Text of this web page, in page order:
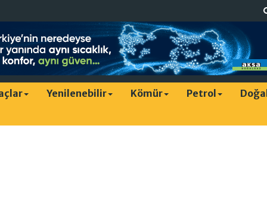
Yenilenebilir Kömür Petrol